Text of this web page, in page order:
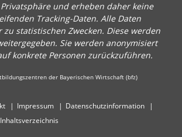
und erheben daher keine
Tracking-Daten. Alle Daten
statistischen Zwecken. Diese werden
Sie werden anonymisiert
konkrete Personen zurückzuführen.
der Bayerischen Wirtschaft (bfz)
Impressum
Datenschutzinformation
Inhaltsverzeichnis